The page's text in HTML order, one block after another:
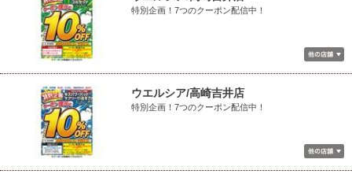
特別企画！7つのクーポン配信中！
ウエルシア/高崎吉井店
特別企画！7つのクーポン配信中！